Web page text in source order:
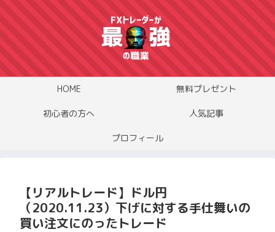
HOME 無料プレゼント
初心者の方へ 人気記事
プロフィール
【リアルトレード】ドル円
（2020.11.23）下げに対する手仕舞いの
買い注文にのったトレード